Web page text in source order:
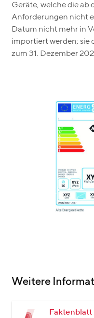
Geräte, welche die ab
Anforderungen nicht
Datum nicht mehr in
importiert werden; sie
zum 31. Dezember
Weitere